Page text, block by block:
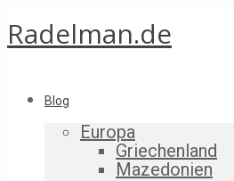
Radelman.de
Blog
Europa
Griechenland
Mazedonien